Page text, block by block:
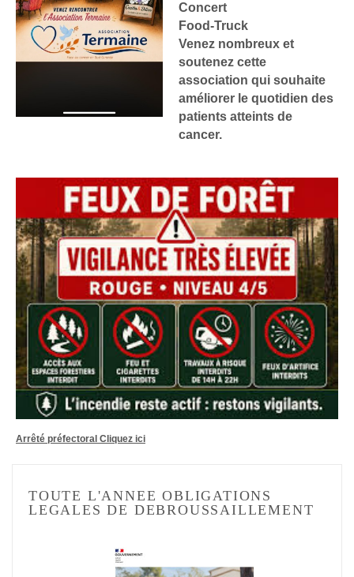
Concert
Food-Truck
Venez nombreux et
soutenez cette
association qui souhaite
améliorer le quotidien des
patients atteints de
cancer.
Arrêté préfectoral Cliquez ici
TOUTE L'ANNEE OBLIGATIONS
LEGALES DE DEBROUSSAILLEMENT